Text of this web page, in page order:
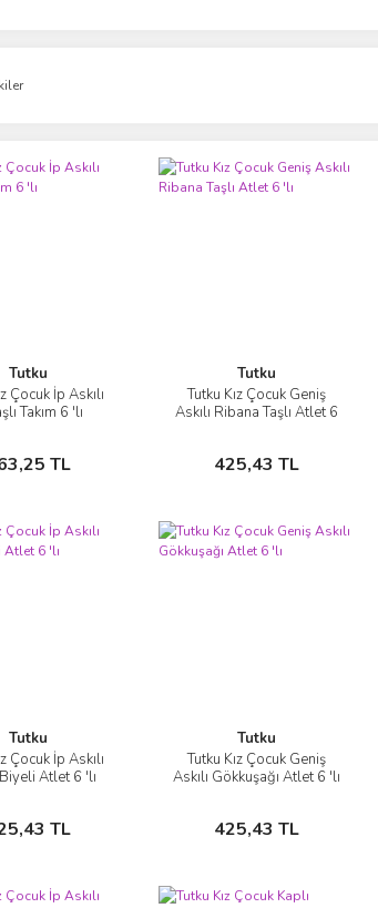
Tutku
Çocuk İp Askılı
Takım 6 'lı
TL
İncele
Sepete Ekle
Tutku
Tutku Kız Çocuk Geniş
Askılı Ribana Taşlı Atlet 6
425,43 TL
İncele
Sepete Ekle
Tutku
Çocuk İp Askılı
Atlet 6 'lı
TL
İncele
Ekle
Tutku
Tutku Kız Çocuk Geniş
Askılı Gökkuşağı Atlet 6 'lı
425,43 TL
İncele
Sepete Ekle